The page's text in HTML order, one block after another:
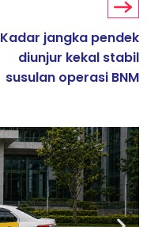
Kadar jangka pendek
diunjur kekal stabil
susulan operasi BNM